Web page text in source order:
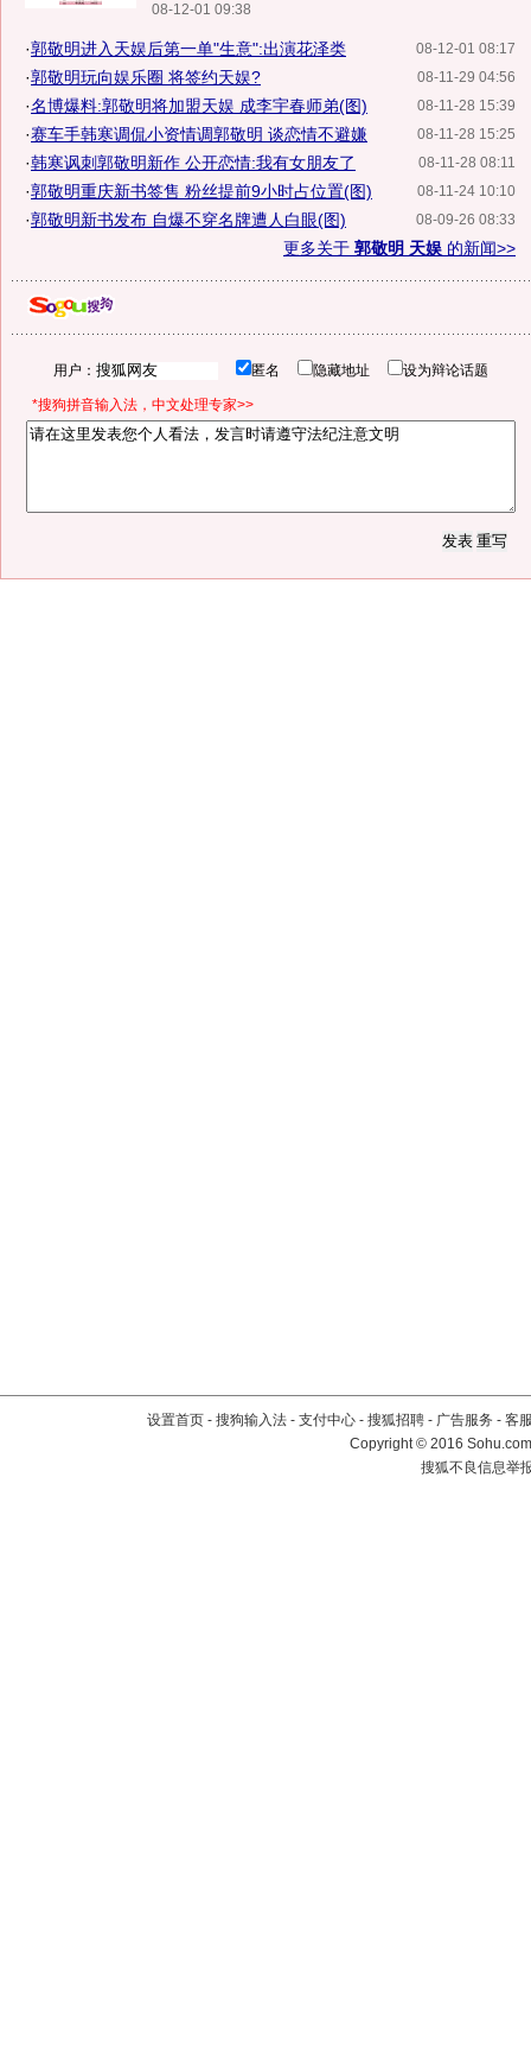
08-12-01 09:38
08-12-01 08:17
·郭敬明进入天娱后第一单"生意":出演花泽类
08-11-29 04:56
·郭敬明玩向娱乐圈 将签约天娱?
08-11-28 15:39
·名博爆料:郭敬明将加盟天娱 成李宇春师弟(图)
08-11-28 15:25
·赛车手韩寒调侃小资情调郭敬明 谈恋情不避嫌
08-11-28 08:11
·韩寒讽刺郭敬明新作 公开恋情:我有女朋友了
08-11-24 10:10
·郭敬明重庆新书签售 粉丝提前9小时占位置(图)
08-09-26 08:33
·郭敬明新书发布 自爆不穿名牌遭人白眼(图)
更多关于 郭敬明 天娱 的新闻>>
用户： 匿名 隐藏地址 设为辩论话题
*搜狗拼音输入法，中文处理专家>>
设置首页 - 搜狗输入法 - 支付中心 - 搜狐招聘 - 广告服务 - 客
Copyright©2016
搜狐不良信息举